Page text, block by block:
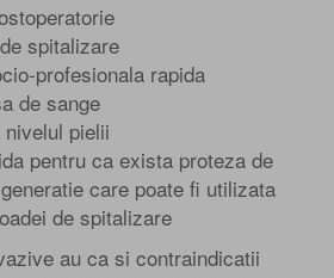
spitalizare
profesionala rapida
de sange
pielii
pentru ca exista proteza de
care poate fi utilizata
de spitalizare
au ca si contraindicatii